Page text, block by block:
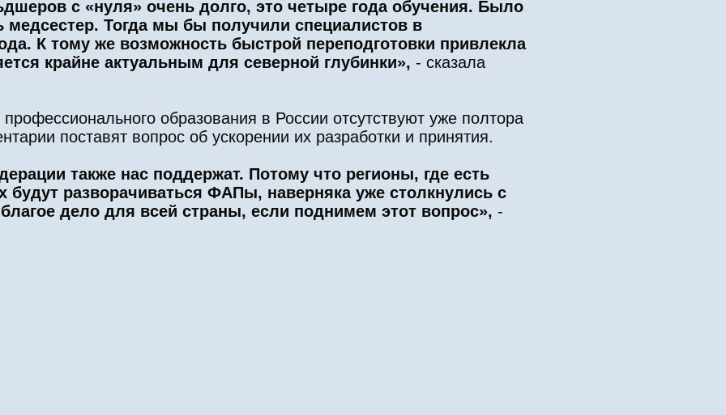
с «нуля» очень долго, это четыре года обучения. Было
Тогда мы бы получили специалистов в
К тому же возможность быстрой переподготовки привлекла
крайне актуальным для северной глубинки», - сказала
образования в России отсутствуют уже полтора
поставят вопрос об ускорении их разработки и принятия.
также нас поддержат. Потому что регионы, где есть
разворачиваться ФАПы, наверняка уже столкнулись с
дело для всей страны, если поднимем этот вопрос», -